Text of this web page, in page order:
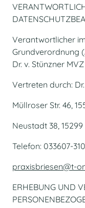
Verantwortlicher
Grundverordnung
Dr. v. Stünzner
Vertreten durch:
Müllroser Str. 46,
Neustadt 38,
Telefon: 033607-310
praxisbriesen@t-
ERHEBUNG UND